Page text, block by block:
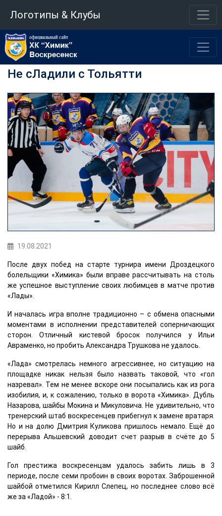
Логотипы & Клубы
Не сЛадили с Тольятти
19.08.2021
После двух побед на старте турнира имени Дроздецкого
болельщики «Химика» были вправе рассчитывать на столь
же успешное выступление своих любимцев в матче против
«Лады».
И началась игра вполне традиционно – с обмена опасными
моментами в исполнении представителей соперничающих
сторон. Отличный кистевой бросок получился у Ильи
Авраменко, но пробить Александра Трушкова не удалось.
«Лада» смотрелась немного агрессивнее, но ситуацию на
площадке никак нельзя было назвать таковой, что «гол
назревал». Тем не менее вскоре они посыпались как из рога
изобилия, и, к сожалению, только в ворота «Химика». Дубль
Назарова, шайбы Мокина и Микуловича. Не удивительно, что
тренерский штаб воскресенцев прибегнул к замене вратаря.
Но и на долю Дмитрия Куликова пришлось немало. Ещё до
перерыва Альшевский доводит счет разрыв в счёте до 5
шайб.
Гол престижа воскресенцам удалось забить лишь в 3
периоде, после семи пробоин в своих воротах. Заброшенной
шайбой отметился Кирилл Слепец, но последнее слово всё
же за «Ладой» - 8:1.